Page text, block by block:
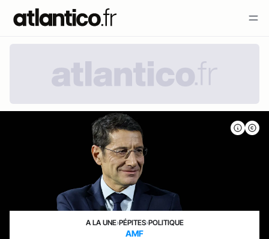
A LA UNE›PÉPITES›POLITIQUE
AMF